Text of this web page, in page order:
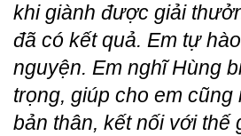
khi giành được giải
đã có kết quả. Em tự
nguyện. Em nghĩ Hùng
trọng, giúp cho em
bản thân, kết nối với